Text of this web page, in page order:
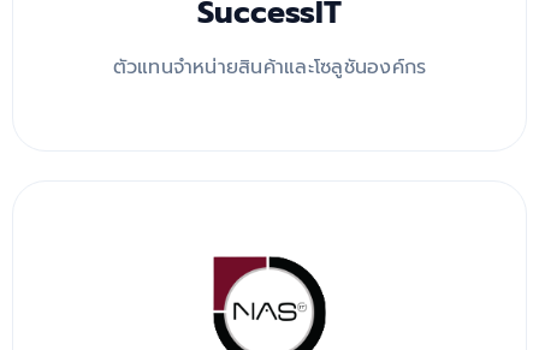
SuccessIT
ตัวแทนจำหน่ายสินค้าและโซลูชันองค์กร